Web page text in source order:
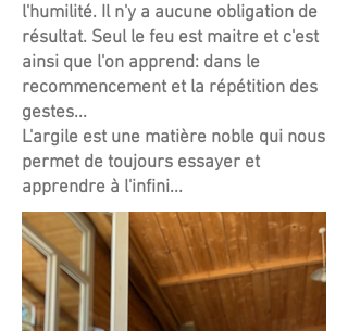
l'humilité. Il n'y a aucune obligation de
résultat. Seul le feu est maitre et c'est
ainsi que l'on apprend: dans le
recommencement et la répétition des
gestes...
L'argile est une matière noble qui nous
permet de toujours essayer et
apprendre à l'infini...